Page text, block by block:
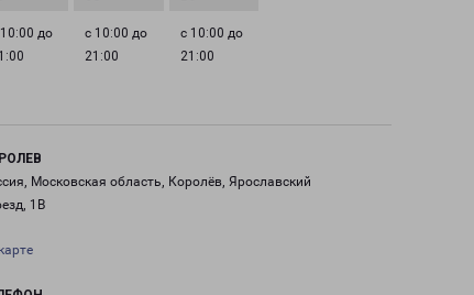
до
с 10:00 до
21:00
с 10:00 до
21:00
Московская область, Королёв, Ярославский
1В